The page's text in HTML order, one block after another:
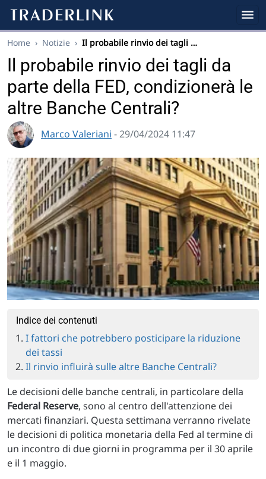
Home › Notizie › Il probabile rinvio dei tagli …
Il probabile rinvio dei tagli da
parte della FED, condizionerà le
altre Banche Centrali?
Marco Valeriani - 29/04/2024 11:47
Indice dei contenuti
I fattori che potrebbero posticipare la riduzione
dei tassi
Il rinvio influirà sulle altre Banche Centrali?
Le decisioni delle banche centrali, in particolare della
Federal Reserve, sono al centro dell'attenzione dei
mercati finanziari. Questa settimana verranno rivelate
le decisioni di politica monetaria della Fed al termine di
un incontro di due giorni in programma per il 30 aprile
e il 1 maggio.